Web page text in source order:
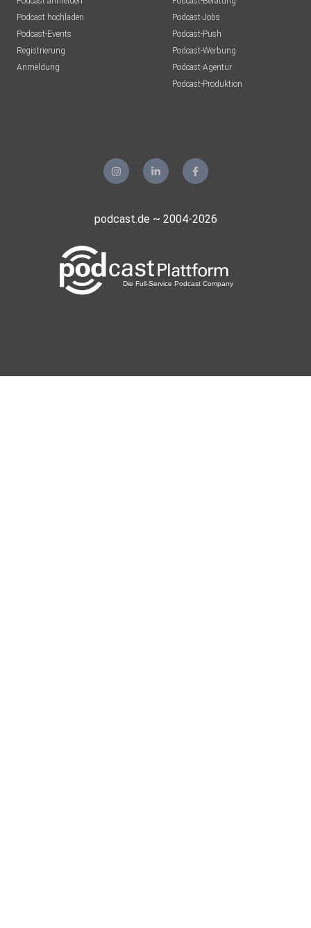
Podcast hochladen
Podcast-Events
Registrierung
Anmeldung
Podcast-Jobs
Podcast-Push
Podcast-Werbung
Podcast-Agentur
Podcast-Produktion
podcast.de ~ 2004-2026